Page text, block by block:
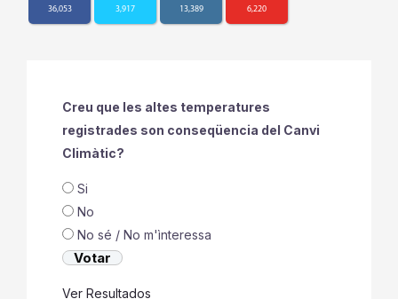
36,053 3,917 13,389 6,220
Creu que les altes temperatures
registrades son conseqüencia del Canvi
Climàtic?
Si
No
No sé / No m'ìnteressa
Ver Resultados